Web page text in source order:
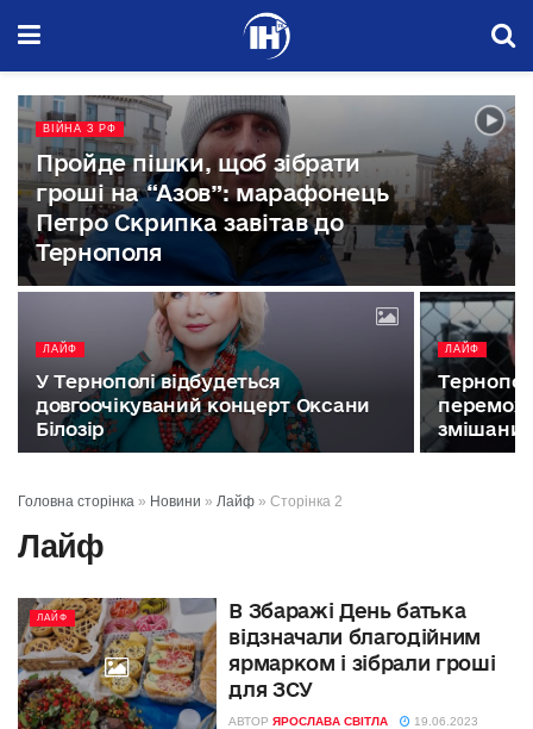
ВІЙНА З РФ
Пройде пішки, щоб зібрати
гроші на “Азов”: марафонець
Петро Скрипка завітав до
Тернополя
ЛАЙФ
У Тернополі відбудеться
довгоочікуваний концерт Оксани
Білозір
ЛАЙФ
Головна сторінка » Новини » Лайф » Сторінка 2
Лайф
ЛАЙФ
В Збаражі День батька
відзначали благодійним
ярмарком і зібрали гроші
для ЗСУ
АВТОР ЯРОСЛАВА СВІТЛА 19.06.2023